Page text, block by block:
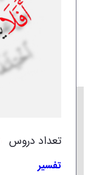
تعداد دروس
تفسیر